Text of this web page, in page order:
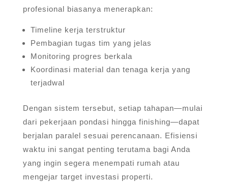
profesional biasanya menerapkan:
Timeline kerja terstruktur
Pembagian tugas tim yang jelas
Monitoring progres berkala
Koordinasi material dan tenaga kerja yang
terjadwal
Dengan sistem tersebut, setiap tahapan—mulai
dari pekerjaan pondasi hingga finishing—dapat
berjalan paralel sesuai perencanaan. Efisiensi
waktu ini sangat penting terutama bagi Anda
yang ingin segera menempati rumah atau
mengejar target investasi properti.